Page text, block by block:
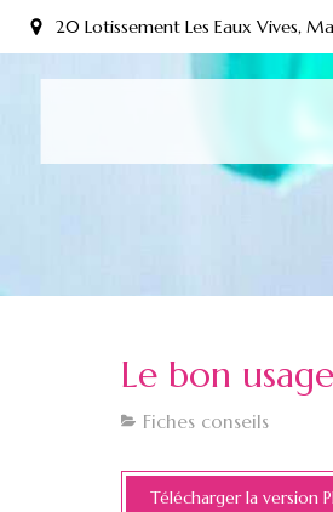
20 Lotissement Les Eaux Vives,
Le bon
Fiches conseils
Télécharger la version